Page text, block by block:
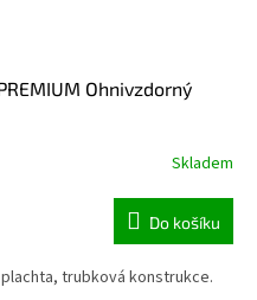
Ohnivzdorný
Skladem
Do košíku
plachta, trubková konstrukce.